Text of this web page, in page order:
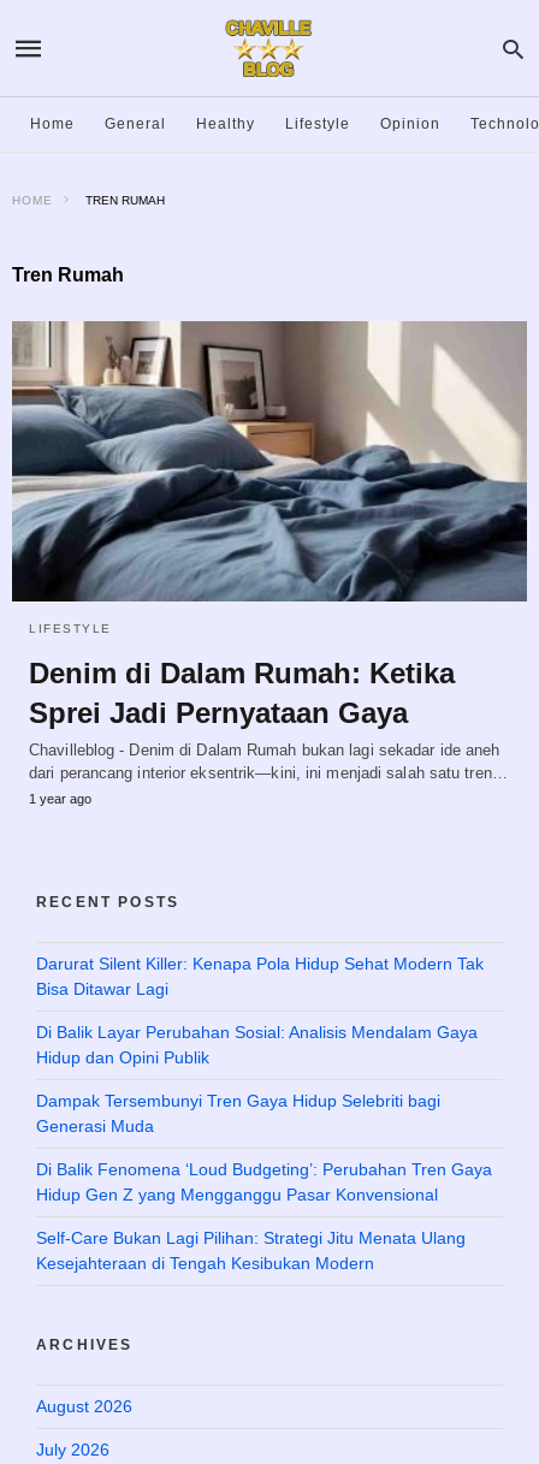
Home General Healthy Lifestyle Opinion
HOME TREN RUMAH
Tren Rumah
LIFESTYLE
Denim di Dalam Rumah: Ketika
Sprei Jadi Pernyataan Gaya
Chavilleblog - Denim di Dalam Rumah bukan lagi sekadar ide aneh
dari perancang interior eksentrik—kini, ini menjadi salah satu tren…
1 year ago
RECENT POSTS
Darurat Silent Killer: Kenapa Pola Hidup Sehat Modern Tak
Bisa Ditawar Lagi
Di Balik Layar Perubahan Sosial: Analisis Mendalam Gaya
Hidup dan Opini Publik
Dampak Tersembunyi Tren Gaya Hidup Selebriti bagi
Generasi Muda
Di Balik Fenomena ‘Loud Budgeting’: Perubahan Tren Gaya
Hidup Gen Z yang Mengganggu Pasar Konvensional
Self-Care Bukan Lagi Pilihan: Strategi Jitu Menata Ulang
Kesejahteraan di Tengah Kesibukan Modern
ARCHIVES
August 2026
July 2026